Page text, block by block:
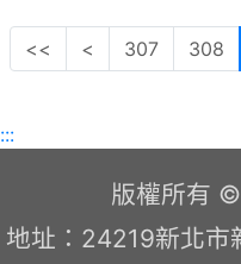
<< < 307 308
:::
版權所有
地址：24219新北市